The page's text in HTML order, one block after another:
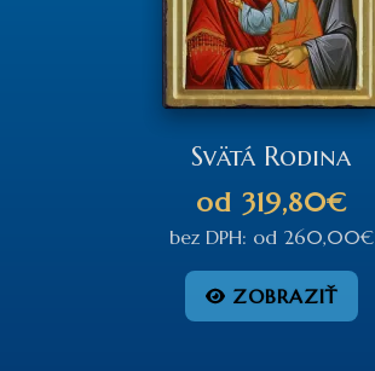
Svätá Rodina
od 319,80€
bez DPH: od 260,00€
ZOBRAZIŤ